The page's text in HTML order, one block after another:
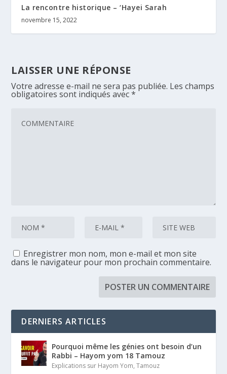
La rencontre historique – ‘Hayei Sarah
novembre 15, 2022
LAISSER UNE RÉPONSE
Votre adresse e-mail ne sera pas publiée. Les champs
obligatoires sont indiqués avec*
Enregistrer mon nom, mon e-mail et mon site
dans le navigateur pour mon prochain commentaire.
DERNIERS ARTICLES
Pourquoi même les génies ont besoin d’un
Rabbi – Hayom yom 18 Tamouz
Explications sur Hayom Yom,Tamouz